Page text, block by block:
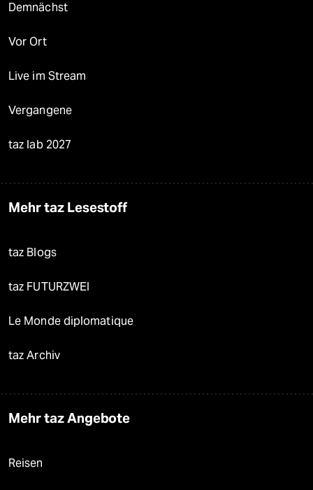
Demnächst
Vor Ort
Live im Stream
Vergangene
taz lab 2027
Mehr taz Lesestoff
taz Blogs
taz FUTURZWEI
Le Monde diplomatique
taz Archiv
Mehr taz Angebote
Reisen